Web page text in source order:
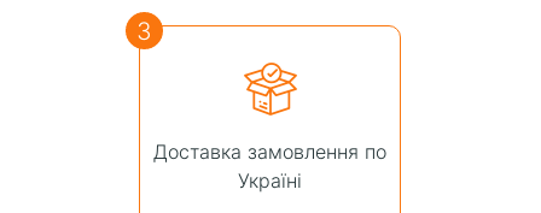
3
Доставка замовлення по
Україні